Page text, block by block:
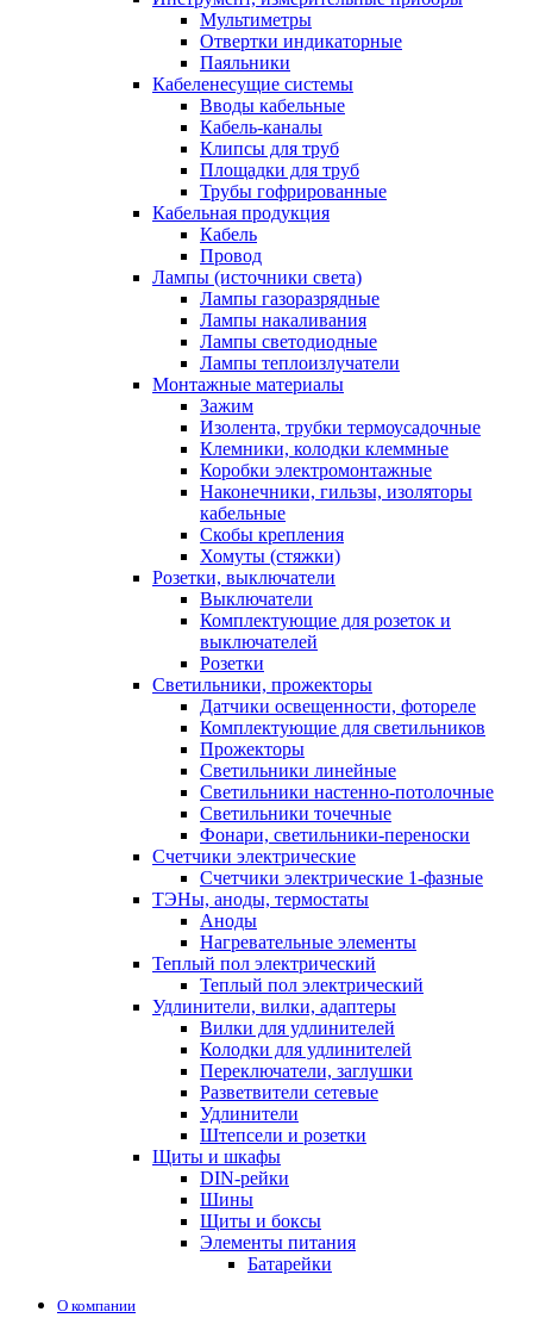
Мультиметры
Отвертки индикаторные
Паяльники
Кабеленесущие системы
Вводы кабельные
Кабель-каналы
Клипсы для труб
Площадки для труб
Трубы гофрированные
Кабельная продукция
Кабель
Провод
Лампы (источники света)
Лампы газоразрядные
Лампы накаливания
Лампы светодиодные
Лампы теплоизлучатели
Монтажные материалы
Зажим
Изолента, трубки термоусадочные
Клемники, колодки клеммные
Коробки электромонтажные
Наконечники, гильзы, изоляторы
кабельные
Скобы крепления
Хомуты (стяжки)
Розетки, выключатели
Выключатели
Комплектующие для розеток и
выключателей
Розетки
Светильники, прожекторы
Датчики освещенности, фотореле
Комплектующие для светильников
Прожекторы
Светильники линейные
Светильники настенно-потолочные
Светильники точечные
Фонари, светильники-переноски
Счетчики электрические
Счетчики электрические 1-фазные
ТЭНы, аноды, термостаты
Аноды
Нагревательные элементы
Теплый пол электрический
Теплый пол электрический
Удлинители, вилки, адаптеры
Вилки для удлинителей
Колодки для удлинителей
Переключатели, заглушки
Разветвители сетевые
Удлинители
Штепсели и розетки
Щиты и шкафы
DIN-рейки
Шины
Щиты и боксы
Элементы питания
Батарейки
О компании